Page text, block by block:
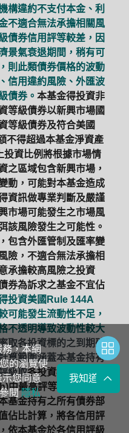
構違約不支付本金、利
不適合無法承擔相關風
債券信用評等較差，因
景氣衰退期間，稍有可
則此類債券價格的波動
信用違約風險、外匯波
債券。 本基金得投資非
等級債券以新興市場國
等級債券及符合美國
不得超過本基金淨資產
投資比例將根據市場情
之區域包含新興市場，
動，可能對本基金造成
資訊做專業判斷及嚴謹
市場可能發生之市場風
該風險發生之可能性。
包含外匯管制及匯率變
險，不適合無法承擔相
承擔較高風險之投資
券為訴求之基金不宜佔
投資美國Rule 144A
可能發生流動性不足，
不透明導致波動性較大
取各投資標的之到期殖
算範圍涵蓋本基金持有
級取各投資標的三大信
中最高評等，以加權
基金持有之所有債券部
佔比計算，將各信用評
依本基金於各信用評級
務，本網
的瀏覽使
示您同意
閱隱私
我知道了